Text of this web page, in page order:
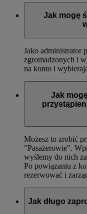
Jak mogę
Jako administrator
zgromadzonych i
na konto i
Jak
Możesz to zrobić
"Pasażerowie".
wyślemy do nich
Po powiązaniu z
rezerwować i
Jak długo